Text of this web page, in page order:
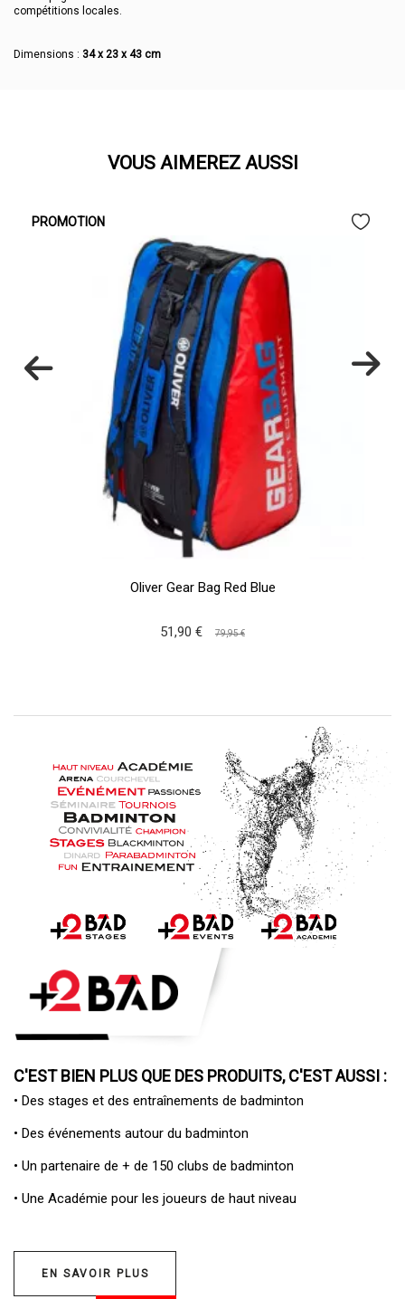
compétitions locales.
Dimensions : 34 x 23 x 43 cm
VOUS AIMEREZ AUSSI
PROMOTION
Oliver Gear Bag Red Blue
51,90 € 79,95 €
C'EST BIEN PLUS QUE DES PRODUITS, C'EST AUSSI :
• Des stages et des entraînements de badminton
• Des événements autour du badminton
• Un partenaire de + de 150 clubs de badminton
• Une Académie pour les joueurs de haut niveau
EN SAVOIR PLUS